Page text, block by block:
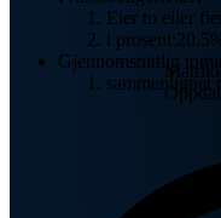
Eier to eller
i prosent:20.5%
Gjennomsnittlig
sammenlignet